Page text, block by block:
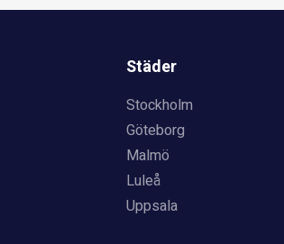
Städer
Stockholm
Göteborg
Malmö
Luleå
Uppsala